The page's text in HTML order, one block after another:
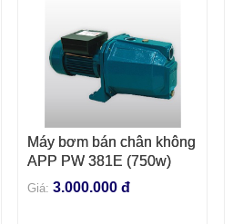
THÊM VÀO GIỎ HÀNG
Máy bơm bán chân không
APP PW 381E (750w)
Giá: 3.000.000 đ